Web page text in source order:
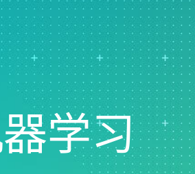
程控制 (SPC)
Scytec 数据收集
Simul8 离散事
SPM
过程卓越：检测、纠
防
学习